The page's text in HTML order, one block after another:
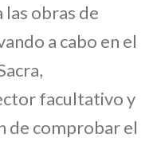
las obras de
a cabo en el
facultativo y
de comprobar el